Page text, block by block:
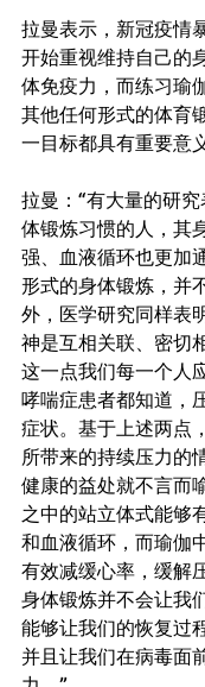
拉曼表示，新冠疫情
开始重视维持自己的
体免疫力，而练习瑜
其他任何形式的体育
一目标都具有重要意
拉曼：“有大量的研
体锻炼习惯的人，其
强、血液循环也更加
形式的身体锻炼，并
外，医学研究同样表
神是互相关联、密切
这一点我们每一个人
哮喘症患者都知道，
症状。基于上述两点
所带来的持续压力的
健康的益处就不言而
之中的站立体式能够
和血液循环，而瑜伽
有效减缓心率，缓解
身体锻炼并不会让我
能够让我们的恢复过
并且让我们在病毒面